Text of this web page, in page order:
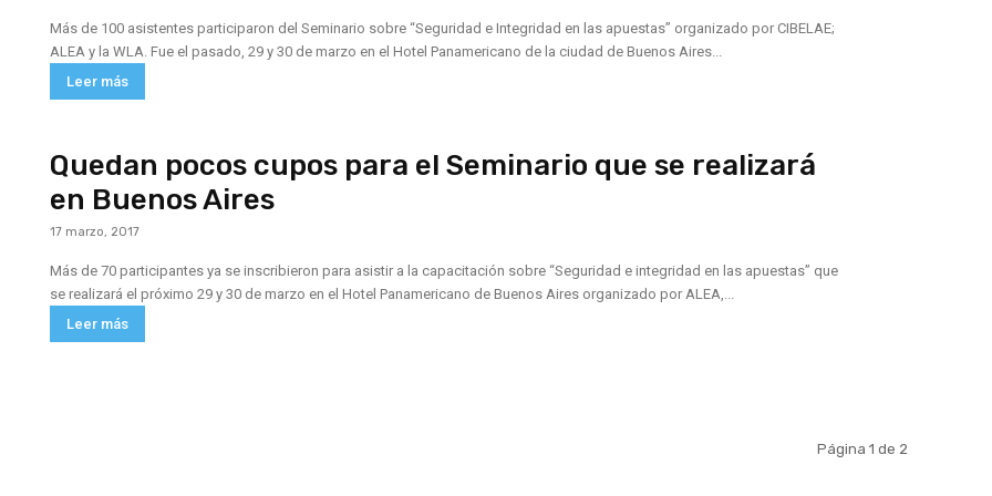
Más de 100 asistentes participaron del Seminario sobre “Seguridad e Integridad en las apuestas” organizado por CIBELAE;
ALEA y la WLA. Fue el pasado, 29 y 30 de marzo en el Hotel Panamericano de la ciudad de Buenos Aires...
Leer más
Quedan pocos cupos para el Seminario que se realizará
en Buenos Aires
17 marzo, 2017
Más de 70 participantes ya se inscribieron para asistir a la capacitación sobre “Seguridad e integridad en las apuestas” que
se realizará el próximo 29 y 30 de marzo en el Hotel Panamericano de Buenos Aires organizado por ALEA,...
Leer más
Página 1 de 2